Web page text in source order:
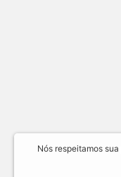
Nós respeitamos